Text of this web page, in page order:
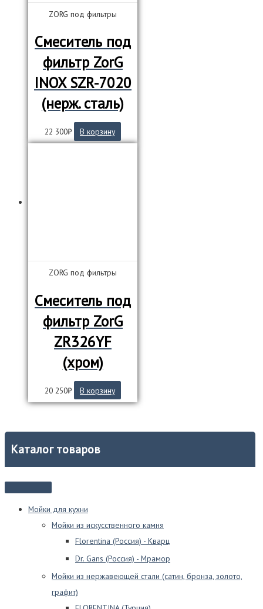
Каталог товаров
Мойки для кухни
Мойки из искусственного камня
Florentina (Россия) - Кварц
Dr. Gans (Россия) - Мрамор
Мойки из нержавеющей стали (сатин, бронза, золото,
графит)
ZORG под фильтры
Смеситель под
фильтр ZorG
INOX SZR-7020
(нерж. сталь)
22 300₽ В корзину
ZORG под фильтры
Смеситель под
фильтр ZorG
ZR326YF
(хром)
20 250₽ В корзину